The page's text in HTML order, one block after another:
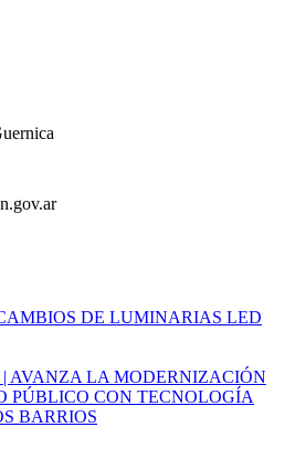
DE LUMINARIAS LED
| AVANZA LA MODERNIZACIÓN
PÚBLICO CON TECNOLOGÍA
BARRIOS